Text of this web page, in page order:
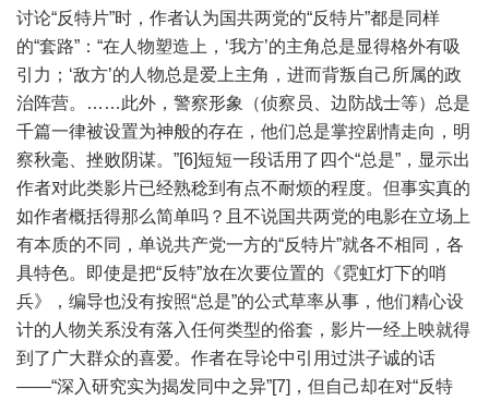
讨论“反特片”时，作者认为国共两党的“反特片”都是同样
的“套路”：“在人物塑造上，‘我方’的主角总是显得格外有吸
引力；‘敌方’的人物总是爱上主角，进而背叛自己所属的政
治阵营。……此外，警察形象（侦察员、边防战士等）总是
千篇一律被设置为神般的存在，他们总是掌控剧情走向，明
察秋毫、挫败阴谋。”[6]短短一段话用了四个“总是”，显示出
作者对此类影片已经熟稔到有点不耐烦的程度。但事实真的
如作者概括得那么简单吗？且不说国共两党的电影在立场上
有本质的不同，单说共产党一方的“反特片”就各不相同，各
具特色。即使是把“反特”放在次要位置的《霓虹灯下的哨
兵》，编导也没有按照“总是”的公式草率从事，他们精心设
计的人物关系没有落入任何类型的俗套，影片一经上映就得
到了广大群众的喜爱。作者在导论中引用过洪子诚的话
——“深入研究实为揭发同中之异”[7]，但自己却在对“反特